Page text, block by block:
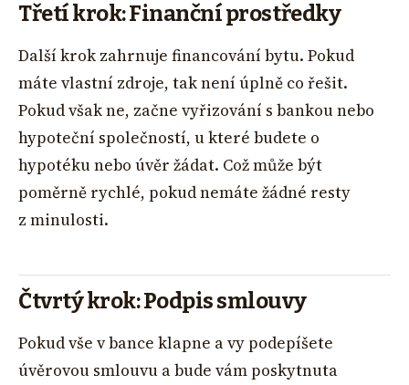
Třetí krok: Finanční prostředky
Další krok zahrnuje financování bytu. Pokud
máte vlastní zdroje, tak není úplně co řešit.
Pokud však ne, začne vyřizování s bankou nebo
hypoteční společností, u které budete o
hypotéku nebo úvěr žádat. Což může být
poměrně rychlé, pokud nemáte žádné resty
z minulosti.
Čtvrtý krok: Podpis smlouvy
Pokud vše v bance klapne a vy podepíšete
úvěrovou smlouvu a bude vám poskytnuta